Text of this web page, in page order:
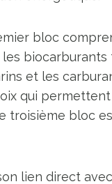
bloc
biocarburants
et les
qui
troisième bloc
lien direct